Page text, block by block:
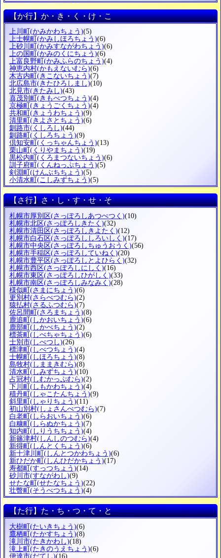
【か行】か・き・く・け・こ
上川町 (かみかわちょう)(5)
上士幌町 (かみしほろちょう)(6)
上砂川町 (かみすながわちょう)(6)
上の国町 (かみのくにちょう)(6)
上富良野町 (かみふらのちょう)(4)
神恵内村(かもえないむら)(6)
木古内町 (きこないちょう)(7)
北広島市(きたひろしまし)(10)
北見市(きたみし)(43)
喜茂別町 (きもべつちょう)(4)
京極町 (きょうごくちょう)(4)
共和町 (きょうわちょう)(9)
清里町 (きよさとちょう)(6)
釧路市(くしろし)(44)
釧路町 (くしろちょう)(9)
倶知安町 (くっちゃんちょう)(13)
栗山町 (くりやまちょう)(19)
黒松内町 (くろまつないちょう)(6)
訓子府町 (くんねっぷちょう)(5)
剣淵町 (けんぶちちょう)(5)
小清水町 (こしみずちょう)(5)
【さ行】さ・し・す・せ・そ
札幌市厚別区(さっぽろしあつべつく)(10)
札幌市北区(さっぽろしきたく)(32)
札幌市清田区(さっぽろしきよたく)(12)
札幌市白石区(さっぽろししろいしく)(17)
札幌市中央区(さっぽろしちゅうおうく)(56)
札幌市手稲区(さっぽろしていねく)(20)
札幌市豊平区(さっぽろしとよひらく)(32)
札幌市西区(さっぽろしにしく)(16)
札幌市東区(さっぽろしひがしく)(33)
札幌市南区(さっぽろしみなみく)(28)
様似町 (さまにちょう)(6)
更別村(さらべつむら)(2)
猿払村(さるふつむら)(7)
佐呂間町 (さろまちょう)(8)
鹿追町 (しかおいちょう)(6)
鹿部町 (しかべちょう)(2)
標茶町 (しべちゃちょう)(6)
士別市(しべつし)(26)
標津町 (しべつちょう)(4)
士幌町 (しほろちょう)(8)
島牧村(しままきむら)(8)
清水町 (しみずちょう)(10)
占冠村(しむかっぷむら)(2)
下川町 (しもかわちょう)(4)
積丹町 (しゃこたんちょう)(9)
斜里町 (しゃりちょう)(11)
初山別村(しょさんべつむら)(7)
白老町 (しらおいちょう)(6)
白糠町 (しらぬかちょう)(7)
知内町 (しりうちちょう)(4)
新篠津村(しんしのつむら)(4)
新得町 (しんとくちょう)(6)
新十津川町 (しんとつかわちょう)(6)
新ひだか町 (しんひだかちょう)(17)
寿都町 (すっつちょう)(14)
砂川市(すながわし)(9)
せたな町 (せたなちょう)(22)
壮瞥町 (そうべつちょう)(4)
【た行】た・ち・つ・て・と
大樹町(たいきちょう)(6)
鷹栖町(たかすちょう)(8)
滝川市(たきかわし)(18)
滝上町(たきのうえちょう)(6)
伊達市(だてし)(16)